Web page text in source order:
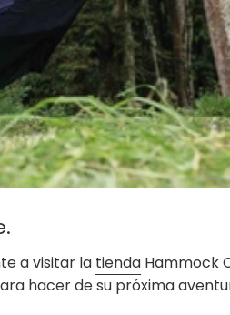
a visitar la tienda Hammock
hacer de su próxima